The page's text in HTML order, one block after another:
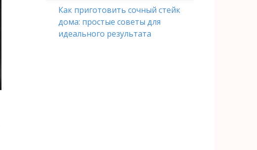
Как приготовить сочный стейк
дома: простые советы для
идеального результата